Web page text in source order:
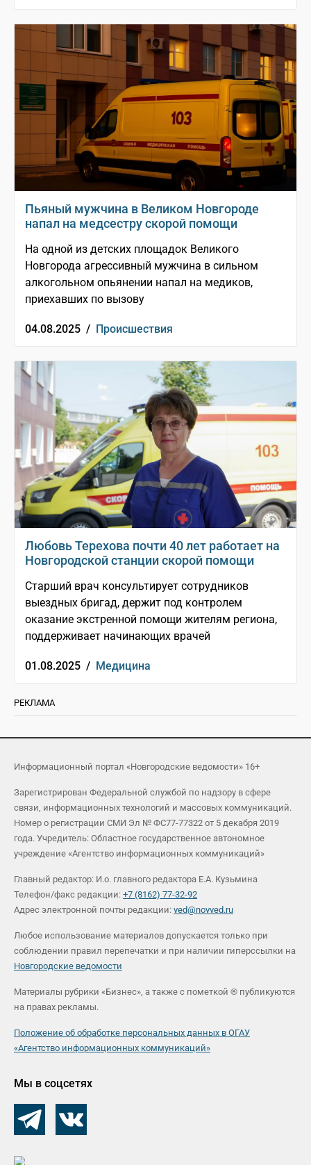
Пьяный мужчина в Великом Новгороде
напал на медсестру скорой помощи
На одной из детских площадок Великого
Новгорода агрессивный мужчина в сильном
алкогольном опьянении напал на медиков,
приехавших по вызову
04.08.2025 / Происшествия
Любовь Терехова почти 40 лет работает на
Новгородской станции скорой помощи
Старший врач консультирует сотрудников
выездных бригад, держит под контролем
оказание экстренной помощи жителям региона,
поддерживает начинающих врачей
01.08.2025 / Медицина
РЕКЛАМА
Информационный портал «Новгородские ведомости» 16+
Зарегистрирован Федеральной службой по надзору в сфере
связи, информационных технологий и массовых коммуникаций.
Номер о регистрации СМИ Эл № ФС77-77322 от 5 декабря 2019
года. Учредитель: Областное государственное автономное
учреждение «Агентство информационных коммуникаций»
Главный редактор: И.о. главного редактора Е.А. Кузьмина
Телефон/факс редакции: +7 (8162) 77-32-92
Адрес электронной почты редакции: ved@novved.ru
Любое использование материалов допускается только при
соблюдении правил перепечатки и при наличии гиперссылки на
Новгородские ведомости
Материалы рубрики «Бизнес», а также с пометкой ® публикуются
на правах рекламы.
Положение об обработке персональных данных в ОГАУ
«Агентство информационных коммуникаций»
Мы в соцсетях